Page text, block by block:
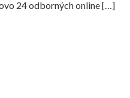
24 odborných online […]